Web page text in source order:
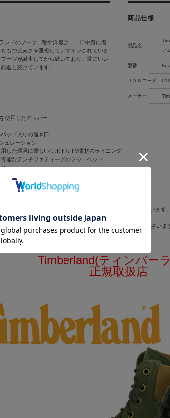
ンドのブーツ、靴や洋服は、１日中身に着
もつ丈夫さを重視してデザインされていま
ーツが誕生してから続いており、常にいい
進し続けています。
商品仕様
製品名:
ア
型番: tb-
ＪＡＮコード:
メーカー:
使用したアッパー
ッド入りの履き口
ュレーション
した環境に優しいリボトルTM素材のライニング
能なアンチファティーグのフットベッド
り
グアウトソール
ある場合は、細かなスジ、キズ、左右差がある場合がございます
がございます。
によりまして、色の見え方や色彩が実物と異なる可能性がございま
Timberland(ティンバー
正規取扱店